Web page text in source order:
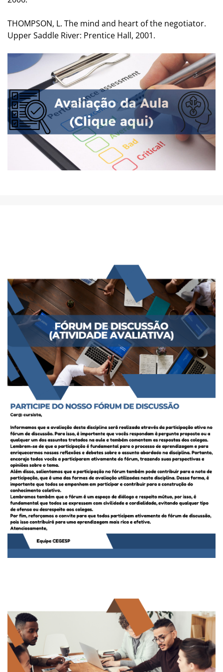
THOMPSON, L. The mind and heart of the negotiator.
Upper Saddle River: Prentice Hall, 2001.